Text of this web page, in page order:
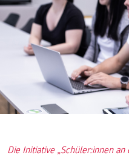
Die Initiative „Schüler:innen